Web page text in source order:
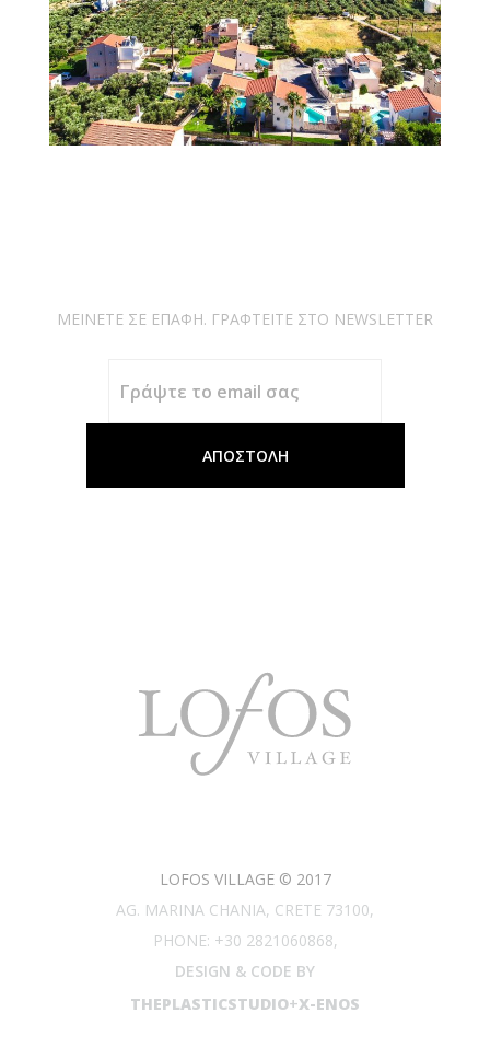
ΜΕΙΝΕΤΕ ΣΕ ΕΠΑΦΗ. ΓΡΑΦΤΕΙΤΕ ΣΤΟ NEWSLETTER
LOFOS VILLAGE © 2017
AG. MARINA CHANIA, CRETE 73100,
PHONE: +30 2821060868,
DESIGN & CODE BY
THEPLASTICSTUDIO+X-ENOS